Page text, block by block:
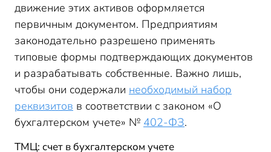
движение этих активов оформляется
первичным документом. Предприятиям
законодательно разрешено применять
типовые формы подтверждающих документов
и разрабатывать собственные. Важно лишь,
чтобы они содержали необходимый набор
реквизитов в соответствии с законом «О
бухгалтерском учете» № 402-ФЗ.
ТМЦ: счет в бухгалтерском учете